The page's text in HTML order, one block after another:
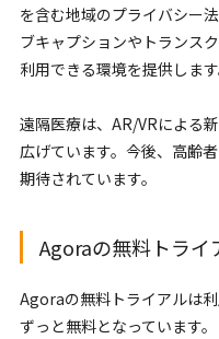
を含む地域のプライバシー
ブキャプションやトランス
利用できる環境を提供します
遠隔医療は、AR/VRによる
広げています。今後、高齢
期待されています。
Agoraの無料トライ
Agoraの無料トライアルは
ずっと無料となっています